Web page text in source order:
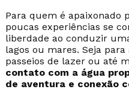
Para quem é apaixonado
poucas experiências se
liberdade ao conduzir
lagos ou mares. Seja
passeios de lazer ou até
contato com a água
de aventura e conexão